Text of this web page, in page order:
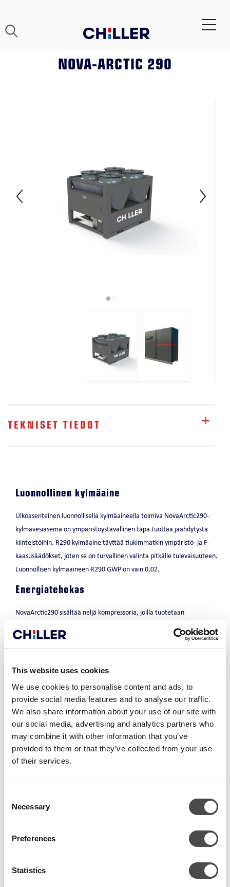
This website uses cookies
We use cookies to personalise content and ads, to
provide social media features and to analyse our traffic.
We also share information about your use of our site with
our social media, advertising and analytics partners who
may combine it with other information that you’ve
provided to them or that they’ve collected from your use
of their services.
Selection
Necessary
Preferences
Statistics
NOVA-ARCTIC 290
TEKNISET TIEDOT
Luonnollinen kylmäaine
Ulkoasenteinen luonnollisella kylmäaineella toimiva NovaArctic290-
kylmävesiasema on ympäristöystävällinen tapa tuottaa jäähdytystä
kiinteistöihin. R290 kylmäaine täyttää tiukimmatkin ympäristö- ja F-
kaasusäädökset, joten se on turvallinen valinta pitkälle tulevaisuuteen.
Luonnollisen kylmäaineen R290 GWP on vain 0,02.
Energiatehokas
NovaArctic290 sisältää neljä kompressoria, joilla tuotetaan
halutun tehon tuottamiseen tarvittavat kompressorit. Laitteiston
energiatehokkuutta saadaan edelleen nostettua yhdistämällä
jäähdytyksen tuottamiseen.
Kustannustehokas ja nopea asentaa
NovaArctic290 kylmävesiasema mahdollistaa lyhyen läpimenoajan
työmaalla. Aikasäästö on huomattava verrattuna perinteiseen
vedenjäähdytysjärjestelmään. Läpimenoa nopeuttavat erityisesti
jäähdytysverkostoihin.
Laiteparina toimivat sisä- ja ulkoyksikkö keskustelevat saumattomasti